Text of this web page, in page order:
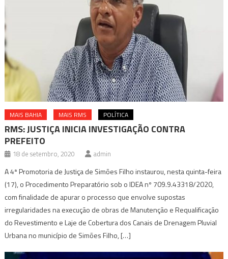
MAIS BAHIA MAIS RMS POLÍTICA
RMS: JUSTIÇA INICIA INVESTIGAÇÃO CONTRA
PREFEITO
18 de setembro, 2020 admin
A 4ª Promotoria de Justiça de Simões Filho instaurou, nesta quinta-feira
(17), o Procedimento Preparatório sob o IDEA nº 709.9.43318/2020,
com finalidade de apurar o processo que envolve supostas
irregularidades na execução de obras de Manutenção e Requalificação
do Revestimento e Laje de Cobertura dos Canais de Drenagem Pluvial
Urbana no município de Simões Filho, […]